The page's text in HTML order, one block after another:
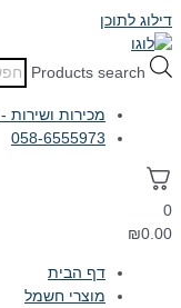
דילוג לתוכן
Products search
מכירות ושירות - 076-8098890
058-6555973
0
₪0.00
דף הבית
מוצרי חשמל